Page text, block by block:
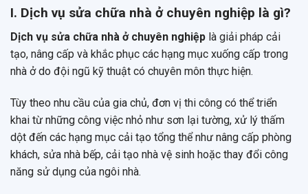
I. Dịch vụ sửa chữa nhà ở chuyên nghiệp là gì?
Dịch vụ sửa chữa nhà ở chuyên nghiệp là giải pháp cải
tạo, nâng cấp và khắc phục các hạng mục xuống cấp trong
nhà ở do đội ngũ kỹ thuật có chuyên môn thực hiện.
Tùy theo nhu cầu của gia chủ, đơn vị thi công có thể triển
khai từ những công việc nhỏ như sơn lại tường, xử lý thấm
dột đến các hạng mục cải tạo tổng thể như nâng cấp phòng
khách, sửa nhà bếp, cải tạo nhà vệ sinh hoặc thay đổi công
năng sử dụng của ngôi nhà.